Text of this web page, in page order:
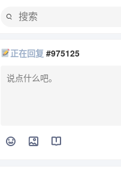
正在回复 #975125